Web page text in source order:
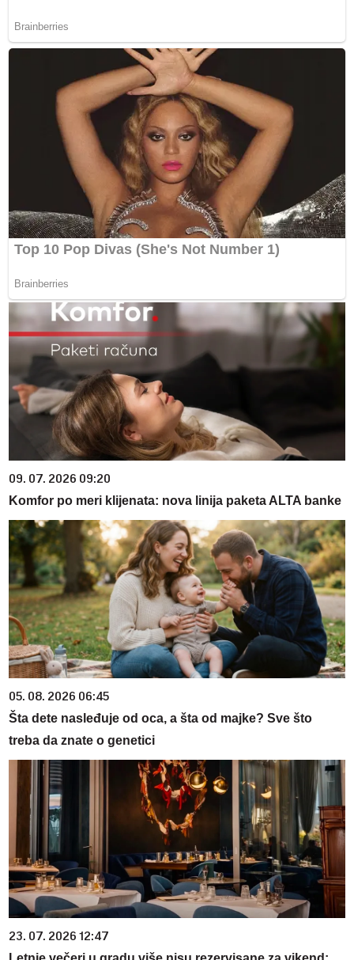
09. 07. 2026 09:20
Komfor po meri klijenata: nova linija paketa ALTA banke
05. 08. 2026 06:45
Šta dete nasleđuje od oca, a šta od majke? Sve što
treba da znate o genetici
23. 07. 2026 12:47